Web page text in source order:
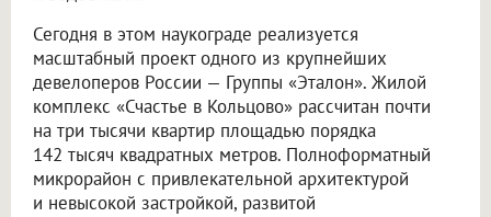
Сегодня в этом наукограде реализуется
масштабный проект одного из крупнейших
девелоперов России — Группы «Эталон». Жилой
комплекс «Счастье в Кольцово» рассчитан почти
на три тысячи квартир площадью порядка
142 тысяч квадратных метров. Полноформатный
микрорайон с привлекательной архитектурой
и невысокой застройкой, развитой